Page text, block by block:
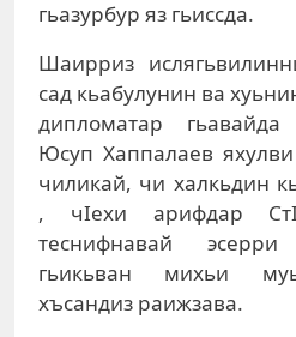
гьазурбур яз гьиссда.
Шаирриз
сад кьабулунин ва
дипломатар
Юсуп Хаппалаев
чиликай, чи халкьдин
, чIехи арифдар
теснифнавай
гьикьван михьи
хъсандиз раижзава.